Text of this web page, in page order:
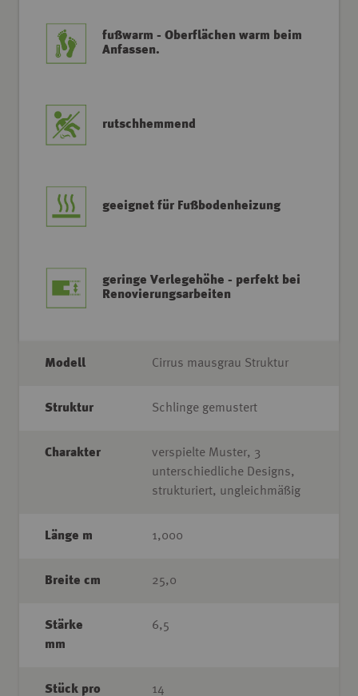
fußwarm - Oberflächen warm beim
Anfassen.
rutschhemmend
geeignet für Fußbodenheizung
geringe Verlegehöhe - perfekt bei
Renovierungsarbeiten
Modell Cirrus mausgrau Struktur
Struktur Schlinge gemustert
Charakter
verspielte Muster, 3
unterschiedliche Designs,
strukturiert, ungleichmäßig
Länge m 1,000
Breite cm 25,0
Stärke
mm
6,5
Stück pro
14